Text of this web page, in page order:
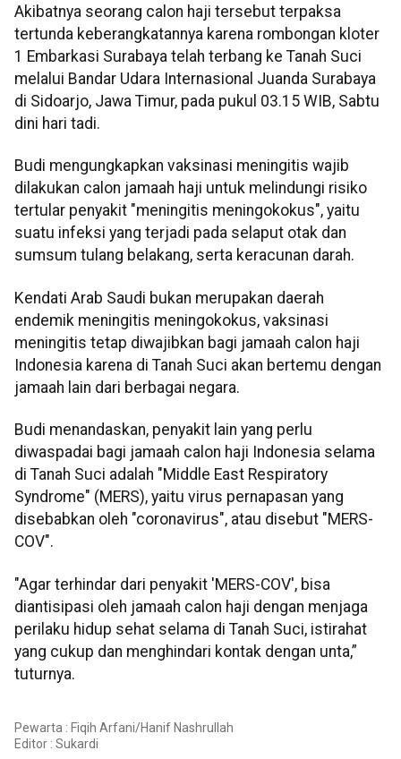
Akibatnya seorang calon haji tersebut terpaksa
tertunda keberangkatannya karena rombongan kloter
1 Embarkasi Surabaya telah terbang ke Tanah Suci
melalui Bandar Udara Internasional Juanda Surabaya
di Sidoarjo, Jawa Timur, pada pukul 03.15 WIB, Sabtu
dini hari tadi.
Budi mengungkapkan vaksinasi meningitis wajib
dilakukan calon jamaah haji untuk melindungi risiko
tertular penyakit "meningitis meningokokus", yaitu
suatu infeksi yang terjadi pada selaput otak dan
sumsum tulang belakang, serta keracunan darah.
Kendati Arab Saudi bukan merupakan daerah
endemik meningitis meningokokus, vaksinasi
meningitis tetap diwajibkan bagi jamaah calon haji
Indonesia karena di Tanah Suci akan bertemu dengan
jamaah lain dari berbagai negara.
Budi menandaskan, penyakit lain yang perlu
diwaspadai bagi jamaah calon haji Indonesia selama
di Tanah Suci adalah "Middle East Respiratory
Syndrome" (MERS), yaitu virus pernapasan yang
disebabkan oleh "coronavirus", atau disebut "MERS-
COV".
"Agar terhindar dari penyakit 'MERS-COV', bisa
diantisipasi oleh jamaah calon haji dengan menjaga
perilaku hidup sehat selama di Tanah Suci, istirahat
yang cukup dan menghindari kontak dengan unta,”
tuturnya.
Pewarta : Fiqih Arfani/Hanif Nashrullah
Editor : Sukardi